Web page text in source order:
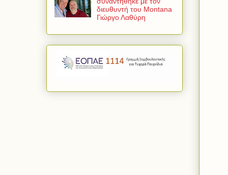
διευθυντή του Montana
Γιώργο Λαθύρη